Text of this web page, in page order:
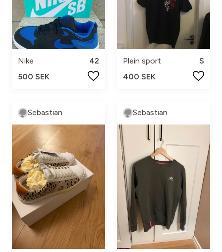
Nike
42
500 SEK
Plein sport
S
400 SEK
Sebastian Sebastian